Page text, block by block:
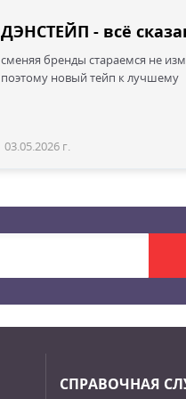
ДЭНСТЕЙП - всё
сменяя бренды стараемся не
поэтому новый тейп к лучшему
03.05.2026 г.
СПРАВОЧНАЯ